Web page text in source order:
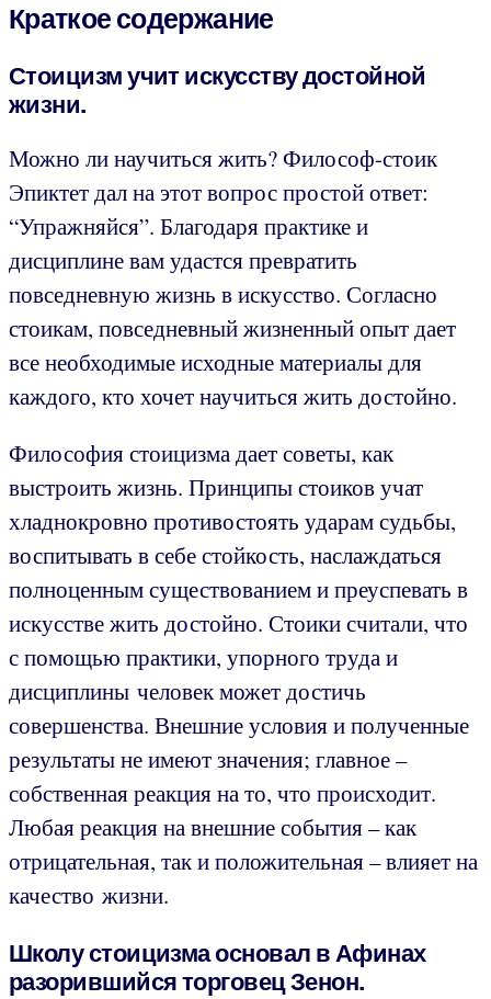
Краткое содержание
Стоицизм учит искусству достойной
жизни.
Можно ли научиться жить? Философ-стоик
Эпиктет дал на этот вопрос простой ответ:
“Упражняйся”. Благодаря практике и
дисциплине вам удастся превратить
повседневную жизнь в искусство. Согласно
стоикам, повседневный жизненный опыт дает
все необходимые исходные материалы для
каждого, кто хочет научиться жить достойно.
Философия стоицизма дает советы, как
выстроить жизнь. Принципы стоиков учат
хладнокровно противостоять ударам судьбы,
воспитывать в себе стойкость, наслаждаться
полноценным существованием и преуспевать в
искусстве жить достойно. Стоики считали, что
с помощью практики, упорного труда и
дисциплины человек может достичь
совершенства. Внешние условия и полученные
результаты не имеют значения; главное –
собственная реакция на то, что происходит.
Любая реакция на внешние события – как
отрицательная, так и положительная – влияет на
качество жизни.
Школу стоицизма основал в Афинах
разорившийся торговец Зенон.